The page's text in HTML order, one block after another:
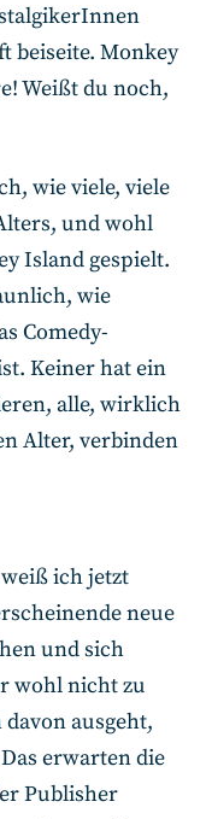
beiseite. Monkey
Weißt du noch,
wie viele, viele
und wohl
Island gespielt.
wie
Comedy-
Keiner hat ein
alle, wirklich
Alter, verbinden
ich jetzt
neue
und sich
wohl nicht zu
ausgeht,
erwarten die
Publisher